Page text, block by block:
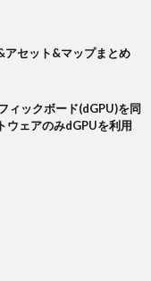
セット&マップまとめ
ィックボード(dGPU)を同
ウェアのみdGPUを利用